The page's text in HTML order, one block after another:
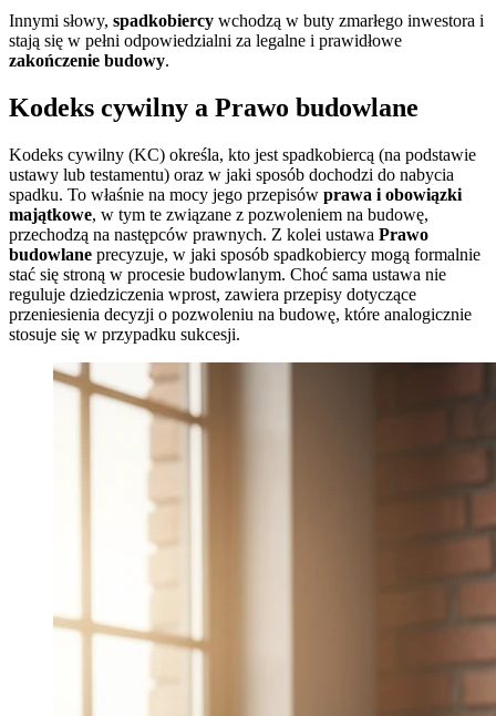
Innymi słowy, spadkobiercy wchodzą w buty zmarłego inwestora i
stają się w pełni odpowiedzialni za legalne i prawidłowe
zakończenie budowy.
Kodeks cywilny a Prawo budowlane
Kodeks cywilny (KC) określa, kto jest spadkobiercą (na podstawie
ustawy lub testamentu) oraz w jaki sposób dochodzi do nabycia
spadku. To właśnie na mocy jego przepisów prawa i obowiązki
majątkowe, w tym te związane z pozwoleniem na budowę,
przechodzą na następców prawnych. Z kolei ustawa Prawo
budowlane precyzuje, w jaki sposób spadkobiercy mogą formalnie
stać się stroną w procesie budowlanym. Choć sama ustawa nie
reguluje dziedziczenia wprost, zawiera przepisy dotyczące
przeniesienia decyzji o pozwoleniu na budowę, które analogicznie
stosuje się w przypadku sukcesji.